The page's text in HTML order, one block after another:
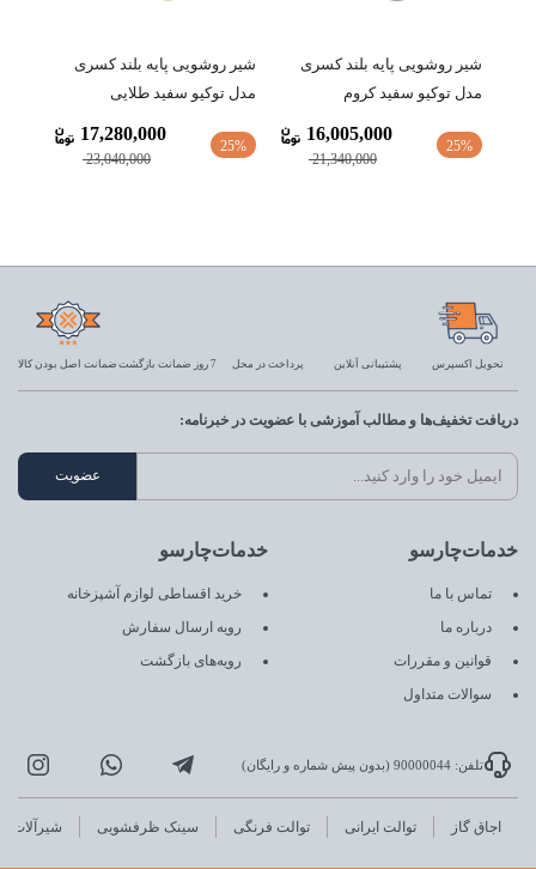
شیر روشویی پایه بلند کسری
مدل توکیو سفید کروم
25%
21,340,000
16,005,000
شیر روشویی پایه بلند کسری
مدل توکیو سفید طلایی
25%
23,040,000
17,280,000
تحویل اکسپرس پشتیبانی آنلاین پرداخت در محل 7 روز ضمانت بازگشت ضمانت اصل بودن کالا
خدمات‌چارسو
تماس با ما
درباره ما
قوانین و مقررات
سوالات متداول
خدمات‌چارسو
خرید اقساطی لوازم آشپزخانه
رویه ارسال سفارش
رویه‌های بازگشت
دریافت تخفیف‌ها و مطالب آموزشی با عضویت در خبرنامه:
تلفن: 90000044 (بدون پیش شماره و رایگان)
اجاق گاز توالت ایرانی توالت فرنگی سینک ظرفشویی شیرآلات